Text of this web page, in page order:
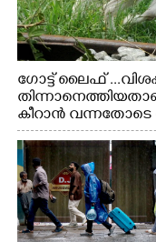
ഗോട്ട് ലൈഫ്
കീറാൻ വന്നതോടെ
വേണ്ടിയായി
നിന്നുള്ള കാഴ്ച